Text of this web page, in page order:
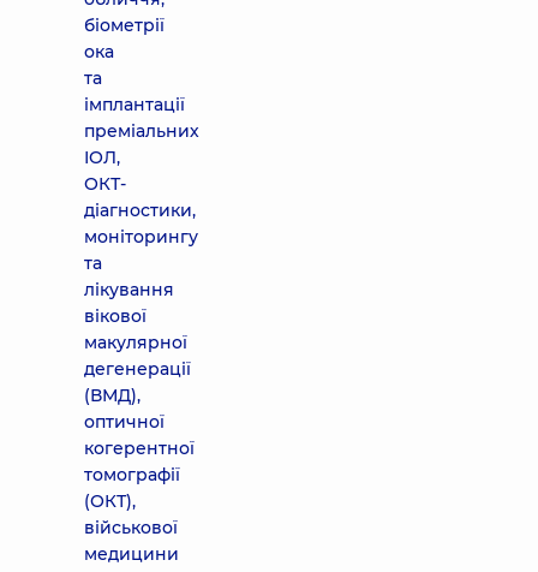
біометрії
ока
та
імплантації
преміальних
ІОЛ,
ОКТ-
діагностики,
моніторингу
та
лікування
вікової
макулярної
дегенерації
(ВМД),
оптичної
когерентної
томографії
(ОКТ),
військової
медицини